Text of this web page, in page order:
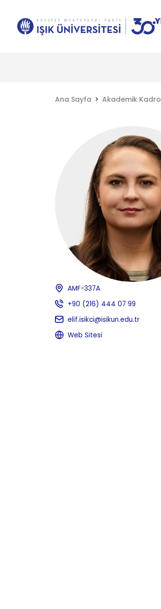
Ana Sayfa Akademik Kadro
AMF-337A
+90 (216) 444 07 99
elif.isikci@isikun.edu.tr
Web Sitesi